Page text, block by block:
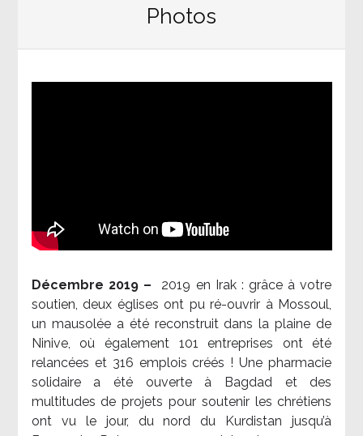
Photos
Décembre 2019 – 2019 en Irak : grâce à votre
soutien, deux églises ont pu ré-ouvrir à Mossoul,
un mausolée a été reconstruit dans la plaine de
Ninive, où également 101 entreprises ont été
relancées et 316 emplois créés ! Une pharmacie
solidaire a été ouverte à Bagdad et des
multitudes de projets pour soutenir les chrétiens
ont vu le jour, du nord du Kurdistan jusqu’à